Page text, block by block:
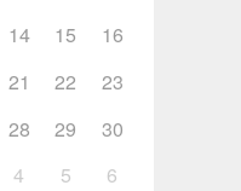
14 15
16
21 22
23
28 29
30
4 5 6